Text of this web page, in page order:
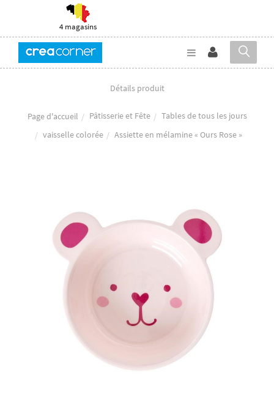
4 magasins
Détails produit
Page d'accueil Pâtisserie et Fête
Tables de tous les jours
vaisselle colorée
Assiette en mélamine « Ours Rose »